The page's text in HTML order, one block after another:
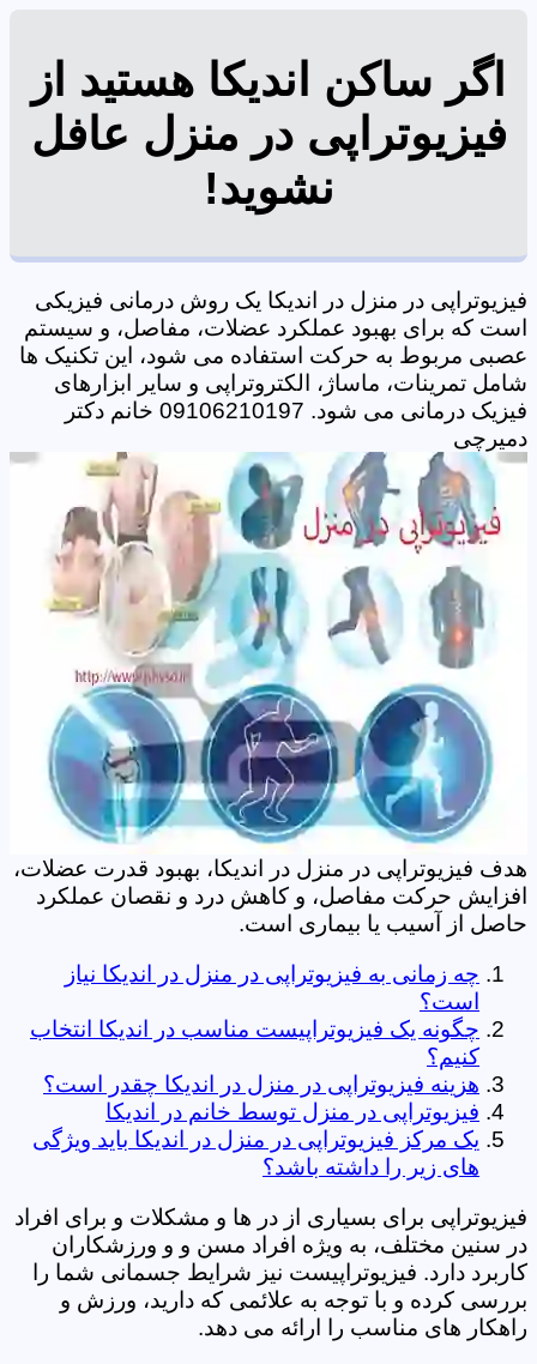
اگر ساکن اندیکا هستید از
فیزیوتراپی در منزل عافل
نشوید!
فیزیوتراپی در منزل در اندیکا یک روش درمانی فیزیکی
است که برای بهبود عملکرد عضلات، مفاصل، و سیستم
عصبی مربوط به حرکت استفاده می شود، این تکنیک ها
شامل تمرینات، ماساژ، الکتروتراپی و سایر ابزارهای
فیزیک درمانی می شود. 09106210197 خانم دکتر
دمیرچی
هدف فیزیوتراپی در منزل در اندیکا، بهبود قدرت عضلات،
افزایش حرکت مفاصل، و کاهش درد و نقصان عملکرد
حاصل از آسیب یا بیماری است.
چه زمانی به فیزیوتراپی در منزل در اندیکا نیاز
است؟
چگونه یک فیزیوتراپیست مناسب در اندیکا انتخاب
کنیم؟
هزینه فیزیوتراپی در منزل در اندیکا چقدر است؟
فیزیوتراپی در منزل توسط خانم در اندیکا
یک مرکز فیزیوتراپی در منزل در اندیکا باید ویژگی
های زیر را داشته باشد؟
فیزیوتراپی برای بسیاری از در ها و مشکلات و برای افراد
در سنین مختلف، به ویژه افراد مسن و و ورزشکاران
کاربرد دارد. فیزیوتراپیست نیز شرایط جسمانی شما را
بررسی کرده و با توجه به علائمی که دارید، ورزش و
راهکار های مناسب را ارائه می دهد.